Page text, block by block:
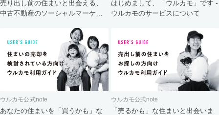
売り出し前の住まいと出会える、
中古不動産のソーシャルマーケッ
はじめまして、「ウルカモ」です -
ウルカモのサービスについて
ウルカモ公式note
あなたの住まいを「買うかも」な
ウルカモ公式note
「売るかも」な住まいと出会いま